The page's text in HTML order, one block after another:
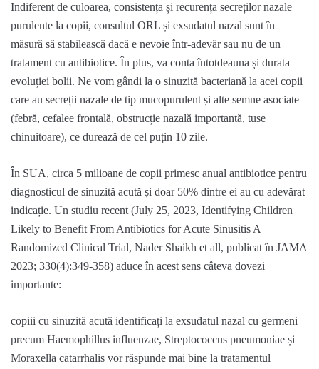
Indiferent de culoarea, consistența și recurența secreților nazale
purulente la copii, consultul ORL și exsudatul nazal sunt în
măsură să stabilească dacă e nevoieîntr-adevăr sau nu de un
tratament cu antibiotice. În plus, va contaîntotdeauna și durata
evoluției bolii. Ne vom gândi la o sinuzită bacteriană la acei copii
care au secreții nazale de tip mucopurulent și alte semne asociate
(febră, cefalee frontală, obstrucție nazală importantă, tuse
chinuitoare), ce durează de cel puțin 10 zile.
În SUA, circa 5 milioane de copii primesc anual antibiotice pentru
diagnosticul de sinuzită acută și doar 50% dintre ei au cu adevărat
indicație. Un studiu recent (July 25, 2023, Identifying Children
Likely to Benefit From Antibiotics for Acute Sinusitis A
Randomized Clinical Trial, Nader Shaikh et all, publicatîn JAMA
2023; 330(4):349-358) aduceîn acest sens câteva dovezi
importante:
copiii cu sinuzită acută identificați la exsudatul nazal cu germeni
precum Haemophillus influenzae, Streptococcus pneumoniae și
Moraxella catarrhalis vor răspunde mai bine la tratamentul